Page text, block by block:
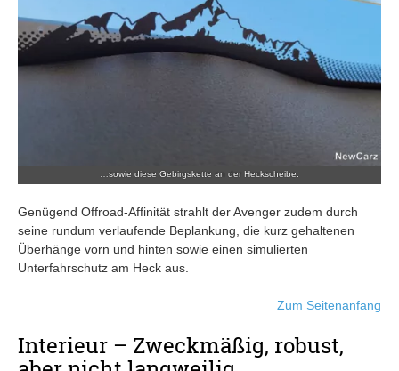
…sowie diese Gebirgskette an der Heckscheibe.
Genügend Offroad-Affinität strahlt der Avenger zudem durch
seine rundum verlaufende Beplankung, die kurz gehaltenen
Überhänge vorn und hinten sowie einen simulierten
Unterfahrschutz am Heck aus.
Zum Seitenanfang
Interieur – Zweckmäßig, robust,